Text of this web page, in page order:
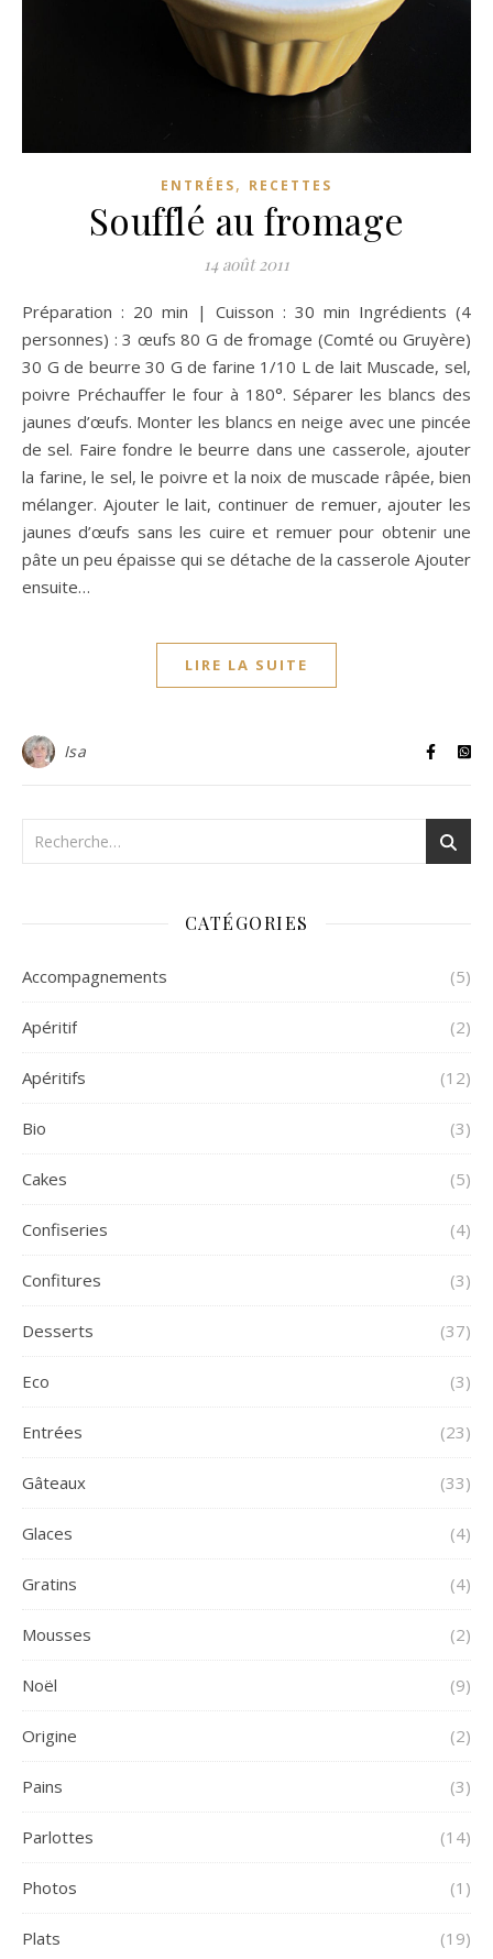
ENTRÉES, RECETTES
Soufflé au fromage
14 août 2011
Préparation : 20 min | Cuisson : 30 min Ingrédients (4
personnes) : 3 œufs 80 G de fromage (Comté ou Gruyère)
30 G de beurre 30 G de farine 1/10 L de lait Muscade, sel,
poivre Préchauffer le four à 180°. Séparer les blancs des
jaunes d’œufs. Monter les blancs en neige avec une pincée
de sel. Faire fondre le beurre dans une casserole, ajouter
la farine, le sel, le poivre et la noix de muscade râpée, bien
mélanger. Ajouter le lait, continuer de remuer, ajouter les
jaunes d’œufs sans les cuire et remuer pour obtenir une
pâte un peu épaisse qui se détache de la casserole Ajouter
ensuite…
LIRE LA SUITE
Isa
CATÉGORIES
Accompagnements (5)
Apéritif (2)
Apéritifs (12)
Bio (3)
Cakes (5)
Confiseries (4)
Confitures (3)
Desserts (37)
Eco (3)
Entrées (23)
Gâteaux (33)
Glaces (4)
Gratins (4)
Mousses (2)
Noël (9)
Origine (2)
Pains (3)
Parlottes (14)
Photos (1)
Plats (19)